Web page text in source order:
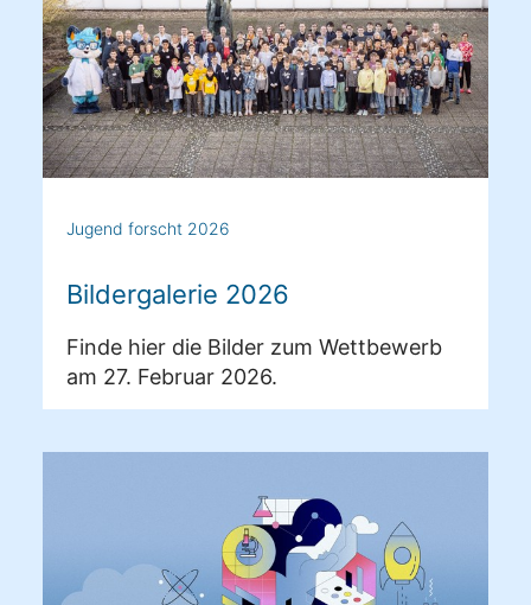
Jugend forscht 2026
Bildergalerie 2026
Finde hier die Bilder zum Wettbewerb
am 27. Februar 2026.